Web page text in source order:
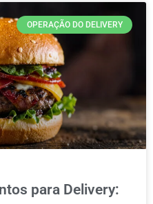
OPERAÇÃO DO DELIVERY
para Delivery: